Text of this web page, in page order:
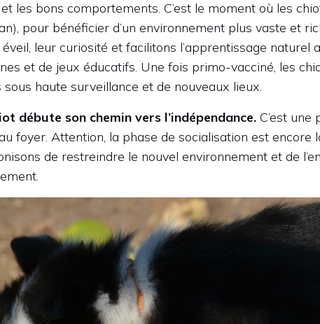
les bons comportements. C’est le moment où les
pour bénéficier d’un environnement plus vaste et
leur curiosité et facilitons l’apprentissage naturel
et de jeux éducatifs. Une fois primo-vacciné, les
sous haute surveillance et de nouveaux lieux.
débute son chemin vers l’indépendance. C’est
foyer. Attention, la phase de socialisation est encore
de restreindre le nouvel environnement et de